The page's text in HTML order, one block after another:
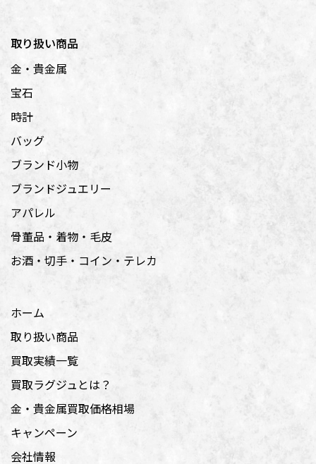
ホーム
取り扱い商品
買取実績一覧
買取ラグジュとは？
金・貴金属買取価格相場
キャンペーン
会社情報
取り扱い商品
金・貴金属
宝石
時計
バッグ
ブランド小物
ブランドジュエリー
アパレル
骨董品・着物・毛皮
お酒・切手・コイン・テレカ